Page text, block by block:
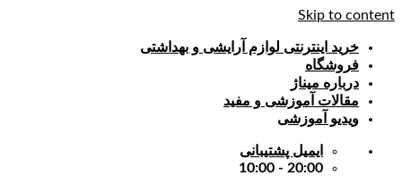
Skip to content
خرید اینترنتی لوازم آرایشی و بهداشتی
فروشگاه
درباره میناژ
مقالات آموزشی و مفید
ویدیو آموزشی
ایمیل پشتیبانی
20:00 - 10:00